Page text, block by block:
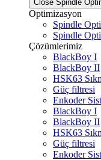
Close Spindle
Optimizasyon
Spindle
Spindle
Çözümlerimiz
BlackBoy I
BlackBoy II
HSK63
Güç filtresi
Enkoder
BlackBoy I
BlackBoy II
HSK63
Güç filtresi
Enkoder